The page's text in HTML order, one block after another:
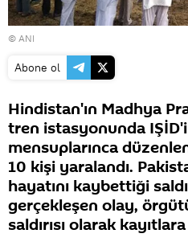
© ANI
Abone ol
Hindistan'ın Madhya
tren istasyonunda
mensuplarınca
10 kişi yaralandı.
hayatını kaybettiği
gerçekleşen olay,
saldırısı olarak